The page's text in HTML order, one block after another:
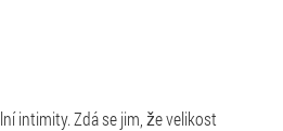
intimity. Zdá se jim, že velikost